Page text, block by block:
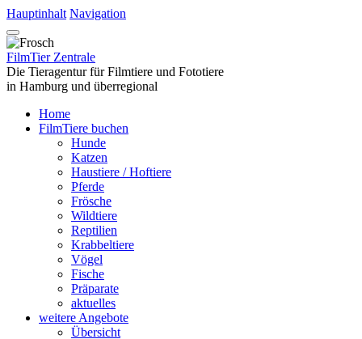
Hauptinhalt Navigation
FilmTier Zentrale
Die Tieragentur für Filmtiere und Fototiere
in Hamburg und überregional
Home
FilmTiere buchen
Hunde
Katzen
Haustiere / Hoftiere
Pferde
Frösche
Wildtiere
Reptilien
Krabbeltiere
Vögel
Fische
Präparate
aktuelles
weitere Angebote
Übersicht